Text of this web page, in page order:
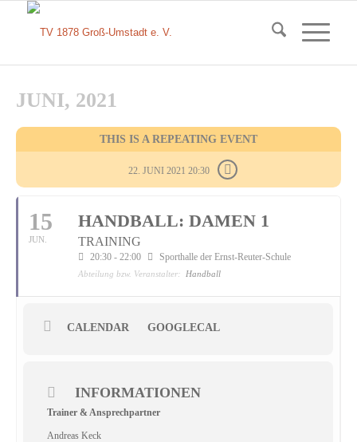
JUNI, 2021
THIS IS A REPEATING EVENT
22. JUNI 2021 20:30
15
JUN.
HANDBALL: DAMEN 1
TRAINING
20:30 - 22:00 Sporthalle der Ernst-Reuter-Schule
Abteilung bzw. Veranstalter: Handball
CALENDAR GOOGLECAL
INFORMATIONEN
Trainer & Ansprechpartner
Andreas Keck